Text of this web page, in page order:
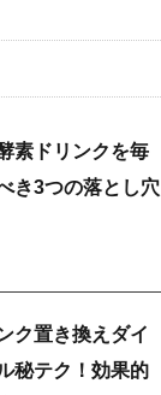
素ドリンクを毎
き3つの落とし穴
ク置き換えダイ
秘テク！効果的